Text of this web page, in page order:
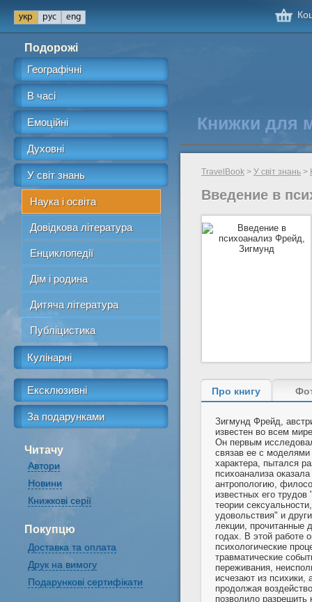
Подорожі
Географічні
В часі
Емоційні
Духовні
У світ знань
Наука і освіта
Довідкова література
Енциклопедії
Дім і родина
Дитяча література
Публіцистика
Кулінарні
Ексклюзивні
За подарунками
Читачу
Автори
Новини
Книжкові серії
Покупцю
Доставка та оплата
Друк на вимогу
Подарункові сертифікати
Книжки для
TravelBook > У світ знань >
Введение в
Про книгу
Зигмунд Фрейд,
известен во всем
Он первым
связав ее с моделями
характера, пытался
психоанализа
антропологию,
известных его
теории
удовольствия" и
лекции, прочитанные
годах. В этой работе
психологические
травматические
переживания,
исчезают из психики,
продолжая
позволило